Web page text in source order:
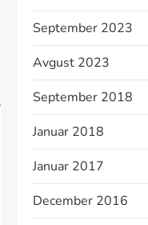
September 2023
Avgust 2023
September 2018
Januar 2018
Januar 2017
December 2016